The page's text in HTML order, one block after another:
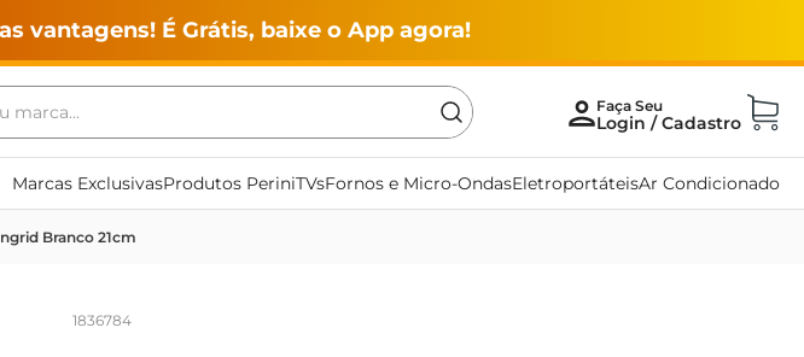
vantagens! É Grátis, baixe o App agora!
marca...
Marcas ExclusivasProdutos PeriniTVsFornos e Micro-OndasEletroportáteisAr Condicionado
Branco 21cm
1836784